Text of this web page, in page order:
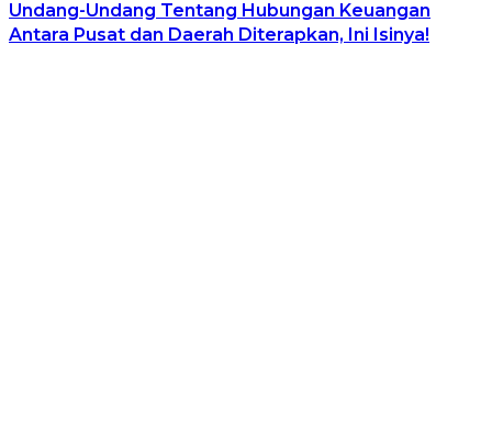
Undang-Undang Tentang Hubungan Keuangan
Antara Pusat dan Daerah Diterapkan, Ini Isinya!